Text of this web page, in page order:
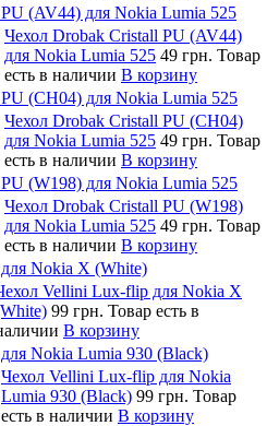
(AV44) для Nokia Lumia 525
Чехол Drobak Cristall PU (AV44)
для Nokia Lumia 525 49 грн. Товар
есть в наличии В корзину
(CH04) для Nokia Lumia 525
Чехол Drobak Cristall PU (CH04)
для Nokia Lumia 525 49 грн. Товар
есть в наличии В корзину
(W198) для Nokia Lumia 525
Чехол Drobak Cristall PU (W198)
для Nokia Lumia 525 49 грн. Товар
есть в наличии В корзину
Nokia X (White)
Vellini Lux-flip для Nokia X
99 грн. Товар есть в
В корзину
Nokia Lumia 930 (Black)
Чехол Vellini Lux-flip для Nokia
Lumia 930 (Black) 99 грн. Товар
есть в наличии В корзину